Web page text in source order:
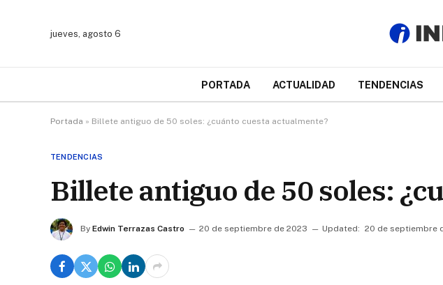
jueves, agosto 6
PORTADA ACTUALIDAD TENDENCIAS
Portada » Billete antiguo de 50 soles: ¿cuánto cuesta actualmente?
TENDENCIAS
Billete antiguo de 50 soles:
By Edwin Terrazas Castro 20 de septiembre de 2023 Updated: 20 de septiembre